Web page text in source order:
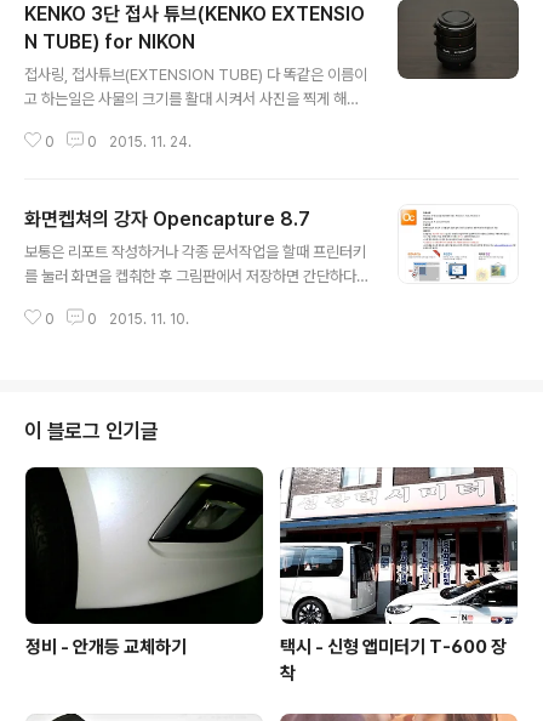
KENKO 3단 접사 튜브(KENKO EXTENSIO
N TUBE) for NIKON
접사링, 접사튜브(EXTENSION TUBE) 다 똑같은 이름이
고 하는일은 사물의 크기를 활대 시켜서 사진을 찍게 해주
용하며 사물과의 촛점간격을 줄여주는 역할을 하기에 확대
S가 가능하기 때문에 인기 있는 제품이기는 합니다. 하지
만 접사 촬영에서는 수동모드를 많이 사용하고 있죠. FF바
디보다는 크롭바디를 선호합니다. 보통 접사촬영시 성능좋
습니다. 제가 아는 초접사를 취미로 찍는 분은 d90에 55-
0 0 2015. 11. 24.
화면켑쳐의 강자 Opencapture 8.7
보통은 리포트 작성하거나 각종 문서작업을 할때 프린터키
를 눌러 화면을 켑춰한 후 그림판에서 저장하면 간단하다.
는데 귀찮은것은 사실입니다. Opencapture 8.7이라는
이 걸립니다. 블로그의 영리 목적이 아니니 안전하게 사용
할 수 있습니다. 뭐 광고로 벌어먹는 파워 블로거지는 제외
일수도 있겠네요. 사용법은 매우 간단하며 설치는 자동설
치에 저장옵션만 신경쓰시면 될것 같습니다. 가끔 광고가
뜬다는거^^ 2015-11-10
0 0 2015. 11. 10.
이 블로그 인기글
정비 - 안개등 교체하기
택시 - 신형 앱미터기 T-600 장
착